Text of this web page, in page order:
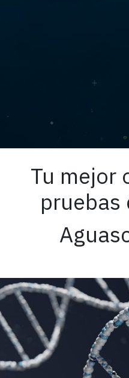
Tu mejor
pruebas